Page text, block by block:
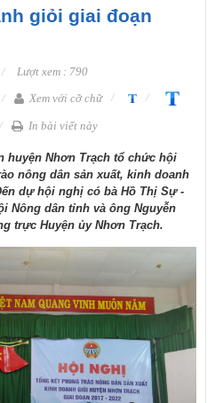
giỏi giai đoạn
Lượt xem : 790
Xem với cỡ chữ
In bài viết này
huyện Nhơn Trạch tổ chức hội
nông dân sản xuất, kinh doanh
dự hội nghị có bà Hồ Thị Sự -
Nông dân tỉnh và ông Nguyễn
trực Huyện ủy Nhơn Trạch.